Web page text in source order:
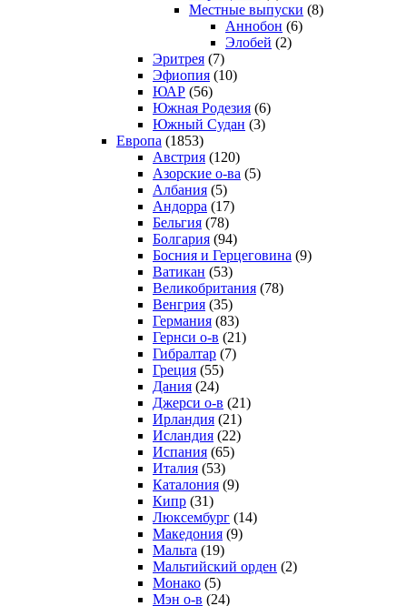
Местные выпуски (8)
Аннобон (6)
Элобей (2)
Эритрея (7)
Эфиопия (10)
ЮАР (56)
Южная Родезия (6)
Южный Судан (3)
Европа (1853)
Австрия (120)
Азорские о-ва (5)
Албания (5)
Андорра (17)
Бельгия (78)
Болгария (94)
Босния и Герцеговина (9)
Ватикан (53)
Великобритания (78)
Венгрия (35)
Германия (83)
Гернси о-в (21)
Гибралтар (7)
Греция (55)
Дания (24)
Джерси о-в (21)
Ирландия (21)
Исландия (22)
Испания (65)
Италия (53)
Каталония (9)
Кипр (31)
Люксембург (14)
Македония (9)
Мальта (19)
Мальтийский орден (2)
Монако (5)
Мэн о-в (24)